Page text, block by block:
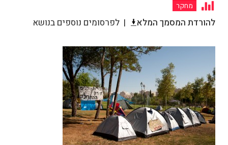
מחקר
להורדת המסמך המלא לפרסומים נוספים בנושא